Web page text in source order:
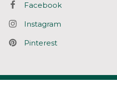
Facebook
Instagram
Pinterest